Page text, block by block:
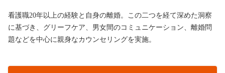
看護職20年以上の経験と自身の離婚。この二つを経て深めた洞察
に基づき、グリーフケア、男女間のコミュニケーション、離婚問
題などを中心に親身なカウンセリングを実施。